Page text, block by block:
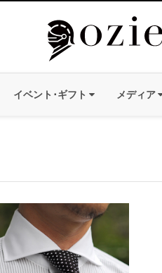
イベント･ギフト メディア